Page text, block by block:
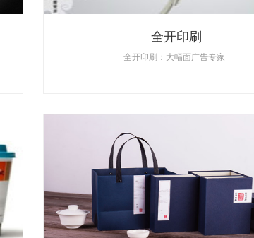
全开印刷
全开印刷：大幅面广告专家